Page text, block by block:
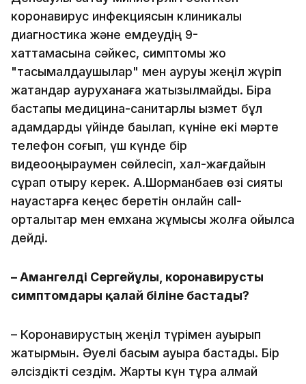
коронавирус инфекциясын клиникалық
диагностика және емдеудің 9-
хаттамасына сәйкес, симптомы жоқ
"тасымалдаушылар" мен ауруы жеңіл жүріп
жатқандар ауруханаға жатқызылмайды. Бірақ
бастапқы медицина-санитарлық қызмет бұл
адамдарды үйінде бақылап, күніне екі мәрте
телефон соғып, үш күнде бір
видеоқоңыраумен сөйлесіп, хал-жағдайын
сұрап отыру керек. А.Шорманбаев өзі сияқты
науқастарға кеңес беретін онлайн call-
орталықтар мен емхана жұмысы жолға қойылса
дейді.
– Амангелді Сергейұлы, коронавирустың
симптомдары қалай біліне бастады?
– Коронавирустың жеңіл түрімен ауырып
жатырмын. Әуелі басым ауыра бастады. Бір
әлсіздікті сездім. Жарты күн тұра алмай